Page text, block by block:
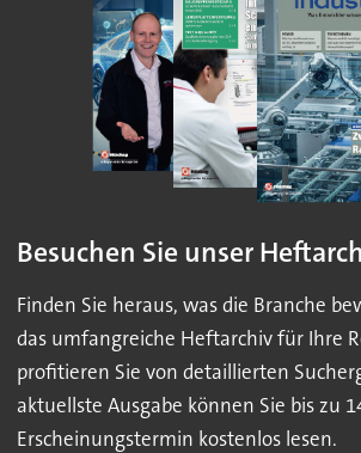
Besuchen Sie unser
Finden Sie heraus, was die Branche
das umfangreiche Heftarchiv für Ihre
profitieren Sie von detaillierten
aktuellste Ausgabe können Sie bis zu
Erscheinungstermin kostenlos lesen.